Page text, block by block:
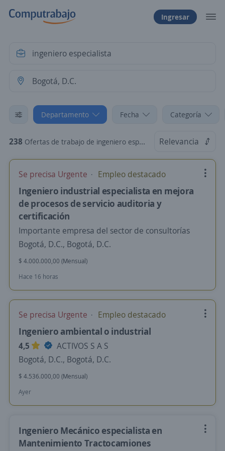
Ingresar
Departamento Fecha Categoría
238 Ofertas de trabajo de ingeniero especialista en Bogotá, D.C., Bogotá, D.C. Relevancia
Se precisa Urgente Empleo destacado
Ingeniero industrial especialista en mejora
de procesos de servicio auditoria y
certificación
Importante empresa del sector de consultorías
Bogotá, D.C., Bogotá, D.C.
$ 4.000.000,00 (Mensual)
Hace 16 horas
Se precisa Urgente Empleo destacado
Ingeniero ambiental o industrial
4,5
ACTIVOS S A S
Bogotá, D.C., Bogotá, D.C.
$ 4.536.000,00 (Mensual)
Ayer
Ingeniero Mecánico especialista en
Mantenimiento Tractocamiones